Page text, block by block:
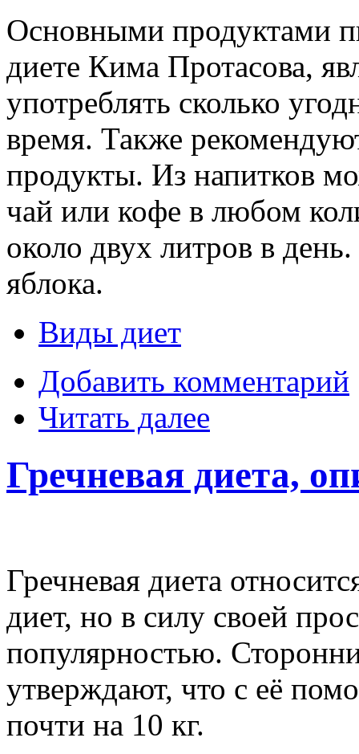
Основными продуктами
диете Кима Протасова,
употреблять сколько
время. Также
продукты. Из напитков
чай или кофе в любом
около двух литров в
яблока.
Виды диет
Добавить комментарий
Читать далее
Гречневая диета,
Гречневая диета
диет, но в силу своей
популярностью.
утверждают, что с её
почти на 10 кг.